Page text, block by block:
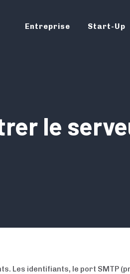
Entreprise Start-Up
le
Les identifiants, le port SMTP